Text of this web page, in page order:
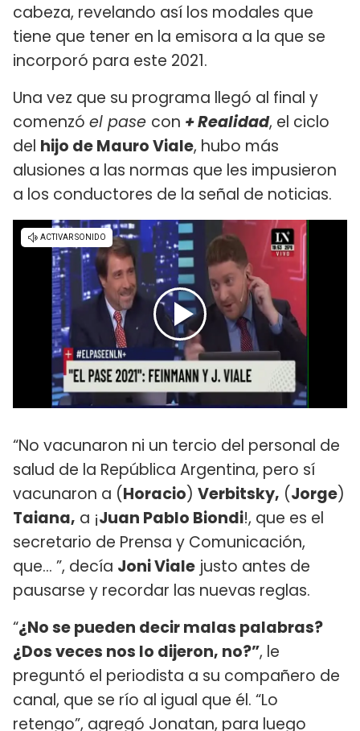
cabeza, revelando así los modales que
tiene que tener en la emisora a la que se
incorporó para este 2021.
Una vez que su programa llegó al final y
comenzó el pase con + Realidad, el ciclo
del hijo de Mauro Viale, hubo más
alusiones a las normas que les impusieron
a los conductores de la señal de noticias.
“No vacunaron ni un tercio del personal de
salud de la República Argentina, pero sí
vacunaron a (Horacio) Verbitsky, (Jorge)
Taiana, a ¡Juan Pablo Biondi!, que es el
secretario de Prensa y Comunicación,
que... ”, decía Joni Viale justo antes de
pausarse y recordar las nuevas reglas.
“¿No se pueden decir malas palabras?
¿Dos veces nos lo dijeron, no?”, le
preguntó el periodista a su compañero de
canal, que se río al igual que él. “Lo
retengo”, agregó Jonatan, para luego